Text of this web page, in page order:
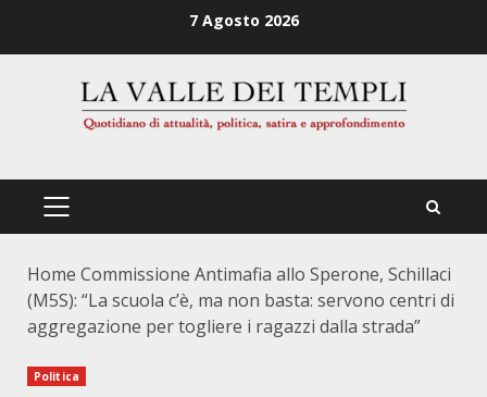
7 Agosto 2026
PRIMÄRES
Home Commissione Antimafia allo Sperone, Schillaci
(M5S): “La scuola c’è, ma non basta: servono centri di
aggregazione per togliere i ragazzi dalla strada”
Politica